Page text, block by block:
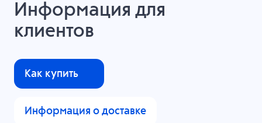
Информация для
клиентов
Как купить
Информация о доставке